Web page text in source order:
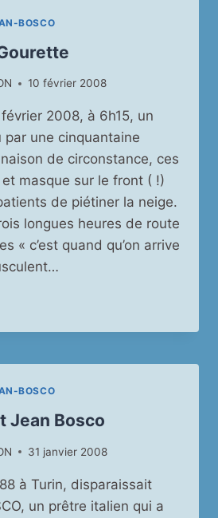
BOSCO
10 février 2008
2008, à 6h15, un
une cinquantaine
de circonstance, ces
masque sur le front ( !)
de piétiner la neige.
longues heures de route
« c’est quand qu’on arrive
BOSCO
Jean Bosco
31 janvier 2008
à Turin, disparaissait
un prêtre italien qui a